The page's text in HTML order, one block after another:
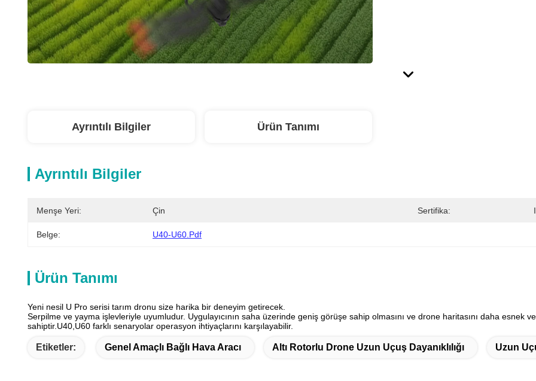
Ayrıntılı Bilgiler Ürün Tanımı
Ayrıntılı Bilgiler
Menşe Yeri: Çin Sertifika:
Belge: U40-U60.pdf
Ürün Tanımı
Yeni nesil U Pro serisi tarım dronu size harika bir deneyim getirecek.
Serpilme ve yayma işlevleriyle uyumludur. Uygulayıcının saha üzerinde geniş görüşe sahip olmasını ve drone haritasını daha esnek
sahiptir.U40,U60 farklı senaryolar operasyon ihtiyaçlarını karşılayabilir.
Etiketler: Genel Amaçlı Bağlı Hava Aracı Altı Rotorlu Drone Uzun Uçuş Dayanıklılığı Uzun